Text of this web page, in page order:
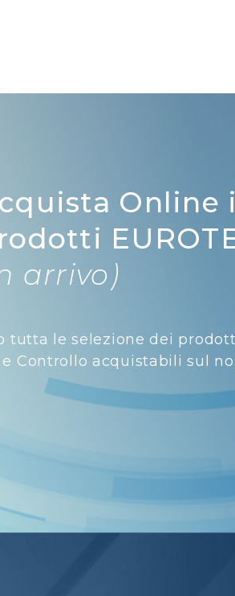
Online i
arrivo)
tutta le selezione dei
Controllo acquistabili sul